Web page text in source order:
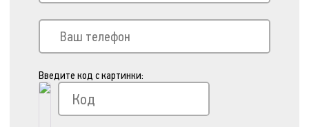
Введите код с картинки: